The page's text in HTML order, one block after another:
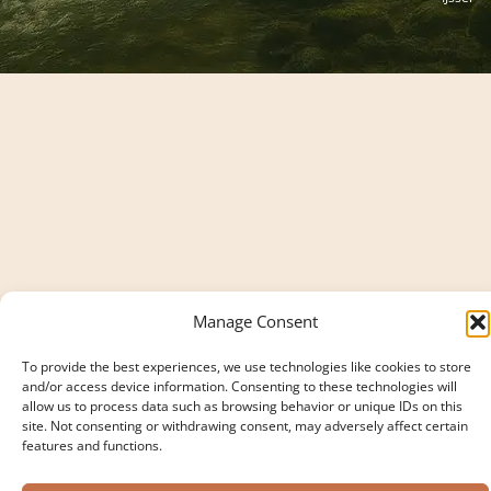
Manage Consent
To provide the best experiences, we use technologies like cookies to store
and/or access device information. Consenting to these technologies will
allow us to process data such as browsing behavior or unique IDs on this
site. Not consenting or withdrawing consent, may adversely affect certain
features and functions.